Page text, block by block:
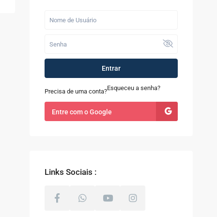
Entrar
Precisa de uma conta?Esqueceu a senha?
Entre com o Google
Links Sociais :
Fazenda com 52
Casa à Venda no
R$ 480.000
Terreno com 8.000m²
à Venda em Coti...